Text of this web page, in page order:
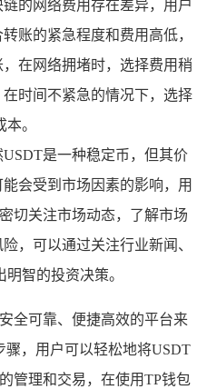
的网络费用存在差异，用户
账的紧急程度和费用高低，
在网络拥堵时，选择费用稍
时间不紧急的情况下，选择
。
USDT是一种稳定币，但其价
会受到市场因素的影响，用
切关注市场动态，了解市场
，可以通过关注行业新闻、
智的投资决策。
全可靠、便捷高效的平台来
，用户可以轻松地将USDT
管理和交易，在使用TP钱包